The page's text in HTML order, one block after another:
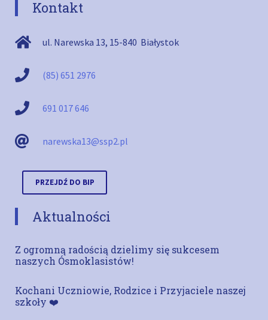
Kontakt
ul. Narewska 13, 15-840 Białystok
(85) 651 2976
691 017 646
narewska13@ssp2.pl
PRZEJDŹ DO BIP
Aktualności
Z ogromną radością dzielimy się sukcesem
naszych Ósmoklasistów!
Kochani Uczniowie, Rodzice i Przyjaciele naszej
szkoły ❤️